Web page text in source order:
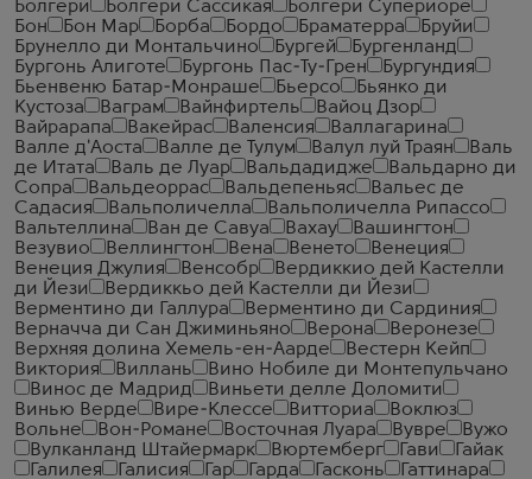
Болгери Болгери Сассикая
Болгери Супериоре
Бон
Бон Мар Борба Бордо Браматерра
Бруйи
Брунелло ди Монтальчино
Бургей
Бургенланд
Бургонь Алиготе
Бургонь Пас-Ту-Грен
Бургундия
Бьенвеню Батар-Монраше
Бьерсо
Бьянко ди
Кустоза
Ваграм Вайнфиртель
Вайоц Дзор
Вайрарапа
Вакейрас Валенсия
Валлагарина
Валле д'Аоста
Валле де Тулум Валул луй Траян
Валь
де Итата
Валь де Луар Вальдадидже
Вальдарно ди
Сопра
Вальдеоррас Вальдепеньяс
Вальес де
Садасия
Вальполичелла
Вальполичелла Рипассо
Вальтеллина
Ван де Савуа Вахау
Вашингтон
Везувио
Веллингтон Вена Венето
Венеция
Венеция Джулия
Венсобр
Вердиккио дей Кастелли
ди Йези
Вердиккьо дей Кастелли ди Йези
Верментино ди Галлура
Верментино ди Сардиния
Верначча ди Сан Джиминьяно
Верона
Веронезе
Верхняя долина Хемель-ен-Аарде
Вестерн Кейп
Виктория
Виллань
Вино Нобиле ди Монтепульчано
Винос де Мадрид
Виньети делле Доломити
Винью Верде
Вире-Клессе Витториа
Воклюз
Вольне
Вон-Романе Восточная Луара Вувре
Вужо
Вулканланд Штайермарк
Вюртемберг Гави
Гайак
Галилея
Галисия Гар Гарда Гасконь
Гаттинара